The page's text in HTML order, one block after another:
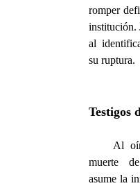
romper
institución.
al
su ruptura.
Testigos
Al oír
muerte
asume la